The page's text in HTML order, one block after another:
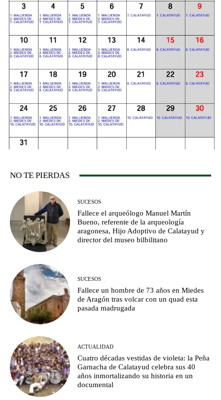
NO TE PIERDAS
SUCESOS
Fallece el arqueólogo Manuel Martín
Bueno, referente de la arqueología
aragonesa, Hijo Adoptivo de Calatayud y
director del museo bilbilitano
SUCESOS
Fallece un hombre de 73 años en Miedes
de Aragón tras volcar con un quad esta
pasada madrugada
ACTUALIDAD
Cuatro décadas vestidas de violeta: la Peña
Garnacha de Calatayud celebra sus 40
años inmortalizando su historia en un
documental